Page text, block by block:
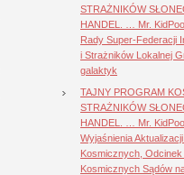
STRAŻNIKÓW
HANDEL. … Mr.
Rady Super-Federacji
i Strażników Lokalnej
galaktyk
TAJNY PROGRAM
STRAŻNIKÓW
HANDEL. … Mr.
Wyjaśnienia
Kosmicznych,
Kosmicznych Sądów